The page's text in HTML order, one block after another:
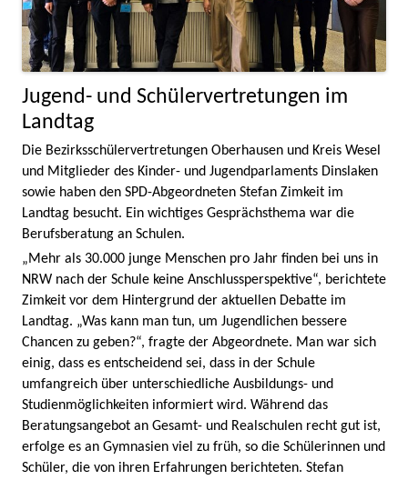
Jugend- und Schülervertretungen im
Landtag
Die Bezirksschülervertretungen Oberhausen und Kreis Wesel
und Mitglieder des Kinder- und Jugendparlaments Dinslaken
sowie haben den SPD-Abgeordneten Stefan Zimkeit im
Landtag besucht. Ein wichtiges Gesprächsthema war die
Berufsberatung an Schulen.
„Mehr als 30.000 junge Menschen pro Jahr finden bei uns in
NRW nach der Schule keine Anschlussperspektive“, berichtete
Zimkeit vor dem Hintergrund der aktuellen Debatte im
Landtag. „Was kann man tun, um Jugendlichen bessere
Chancen zu geben?“, fragte der Abgeordnete. Man war sich
einig, dass es entscheidend sei, dass in der Schule
umfangreich über unterschiedliche Ausbildungs- und
Studienmöglichkeiten informiert wird. Während das
Beratungsangebot an Gesamt- und Realschulen recht gut ist,
erfolge es an Gymnasien viel zu früh, so die Schülerinnen und
Schüler, die von ihren Erfahrungen berichteten. Stefan